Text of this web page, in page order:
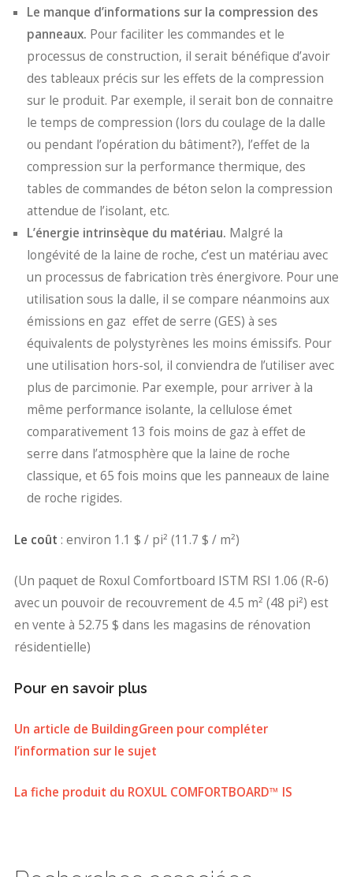
Le manque d’informations sur la compression des
panneaux. Pour faciliter les commandes et le
processus de construction, il serait bénéfique d’avoir
des tableaux précis sur les effets de la compression
sur le produit. Par exemple, il serait bon de connaitre
le temps de compression (lors du coulage de la dalle
ou pendant l’opération du bâtiment?), l’effet de la
compression sur la performance thermique, des
tables de commandes de béton selon la compression
attendue de l’isolant, etc.
L’énergie intrinsèque du matériau. Malgré la
longévité de la laine de roche, c’est un matériau avec
un processus de fabrication très énergivore. Pour une
utilisation sous la dalle, il se compare néanmoins aux
émissions en gaz effet de serre (GES) à ses
équivalents de polystyrènes les moins émissifs. Pour
une utilisation hors-sol, il conviendra de l’utiliser avec
plus de parcimonie. Par exemple, pour arriver à la
même performance isolante, la cellulose émet
comparativement 13 fois moins de gaz à effet de
serre dans l’atmosphère que la laine de roche
classique, et 65 fois moins que les panneaux de laine
de roche rigides.
Le coût : environ 1.1 $ / pi² (11.7 $ / m²)
(Un paquet de Roxul Comfortboard ISTM RSI 1.06 (R-6)
avec un pouvoir de recouvrement de 4.5 m² (48 pi²) est
en vente à 52.75 $ dans les magasins de rénovation
résidentielle)
Pour en savoir plus
Un article de BuildingGreen pour compléter
l’information sur le sujet
La fiche produit du ROXUL COMFORTBOARD™ IS